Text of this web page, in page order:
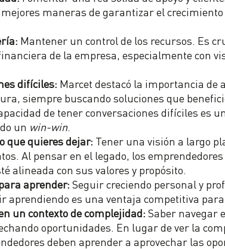
maneras de garantizar el crecimiento
Mantener un control de los recursos. Es
de la empresa, especialmente con
difíciles: Marcet destacó la importancia de
siempre buscando soluciones que
de tener conversaciones difíciles es
un win-win.
que quieres dejar: Tener una visión a largo
Al pensar en el legado, los
alineada con sus valores y propósito.
aprender: Seguir creciendo personal y
aprendiendo es una ventaja competitiva
un contexto de complejidad:Saber navegar
oportunidades. En lugar de ver la
deben aprender a aprovechar las